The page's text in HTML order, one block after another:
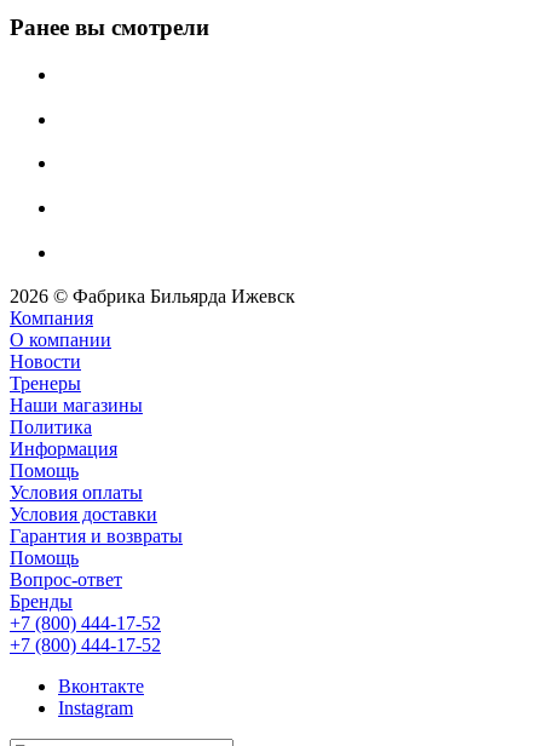
Ранее вы смотрели
2026 © Фабрика Бильярда Ижевск
Компания
О компании
Новости
Тренеры
Наши магазины
Политика
Информация
Помощь
Условия оплаты
Условия доставки
Гарантия и возвраты
Помощь
Вопрос-ответ
Бренды
+7 (800) 444-17-52
+7 (800) 444-17-52
Вконтакте
Instagram